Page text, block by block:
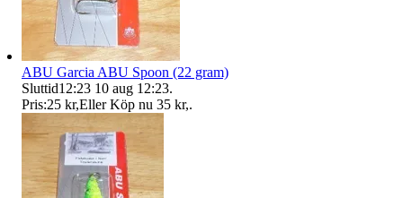
ABU Garcia ABU Spoon (22 gram)
Sluttid12:23 10 aug 12:23.
Pris:25 kr,Eller Köp nu 35 kr,.